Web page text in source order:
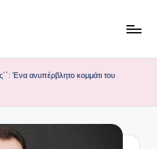
Ένα ανυπέρβλητο κομμάτι του